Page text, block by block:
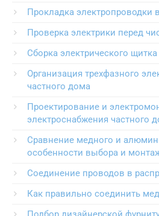
Прокладка электропроводки
Проверка электрики перед
Сборка электрического
Организация трехфазного
частного дома
Проектирование и
электроснабжения частного
Сравнение медного и
особенности выбора и
Соединение проводов в
Как правильно соединить